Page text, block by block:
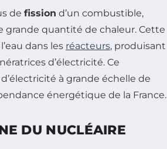
de fission d’un combustible,
grande quantité de chaleur. Cette
dans les réacteurs, produisant
d’électricité. Ce
à grande échelle de
énergétique de la France.
DU NUCLÉAIRE